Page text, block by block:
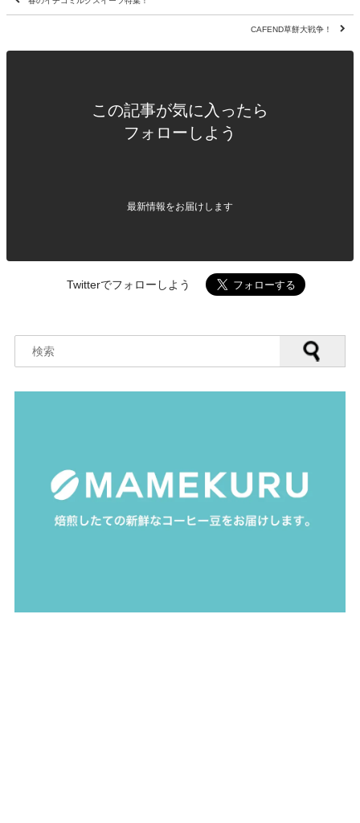
CAFEND草餅大戦争！
この記事が気に入ったら
フォローしよう
最新情報をお届けします
Twitterでフォローしよう